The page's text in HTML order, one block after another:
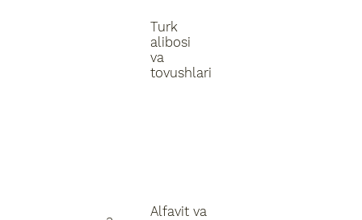
Turk
alibosi
va
tovushlari
Alfavit va